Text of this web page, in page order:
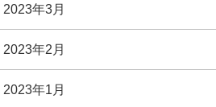
2023年3月
2023年2月
2023年1月